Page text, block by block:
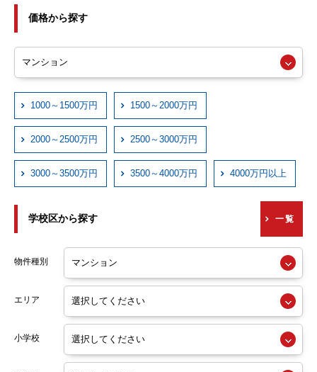
尼崎市
西宮市
伊丹市
宝塚市
川西市
近鉄奈良線
近鉄信貴線
近鉄けいはんな線
近鉄西信貴ケーブル
京阪交野線
阪急神戸線
阪急宝塚線
阪急京都線
阪急今津線
価格から探す
1000～1500万円 1500～2000万円
2000～2500万円 2500～3000万円
3000～3500万円 3500～4000万円 4000万円以上
学校区から探す 一覧
物件種別
エリア
小学校